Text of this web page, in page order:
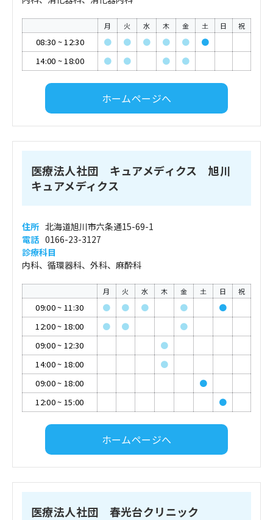
月 火 水 木 金 土 日 祝
08:30 ~12:30 ● ● ● ● ●
●
14:00 ~18:00 ● ● ● ●
ホームページへ
医療法人社団 キュアメディクス 旭川
キュアメディクス
住所 北海道旭川市六条通15-69-1
電話 0166-23-3127
診療科目
内科、循環器科、外科、麻酔科
月 火 水 木 金 土 日 祝
09:00~ 11:30 ● ● ● ●
●
12:00~ 18:00 ● ●
●
09:00~ 12:30
●
14:00~ 18:00
●
09:00~ 18:00
●
12:00~ 15:00 ●
ホームページへ
医療法人社団 春光台クリニック